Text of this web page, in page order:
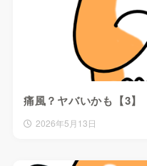
痛風？ヤバいかも【3】
2026年5月13日